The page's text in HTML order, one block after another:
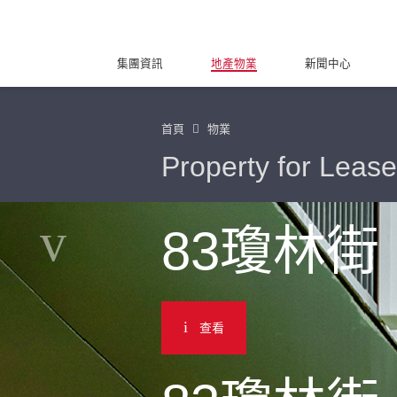
集團資訊 地產物業 新聞中心
首頁 物業
Property for Lease
83瓊林街
查看